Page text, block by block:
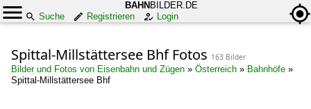
BAHN BILDER.DE
Suche
Registrieren Login
Spittal-Millstättersee Bhf Fotos 163 Bilder
Bilder und Fotos von Eisenbahn und Zügen » Österreich » Bahnhöfe »
Spittal-Millstättersee Bhf